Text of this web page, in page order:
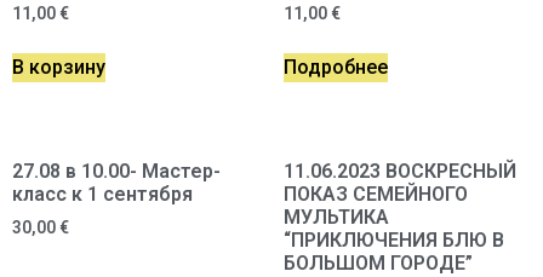
11,00€
В корзину
11,00€
Подробнее
27.08 в 10.00- Мастер-
класс к 1 сентября
30,00€
11.06.2023 ВОСКРЕСНЫЙ
ПОКАЗ СЕМЕЙНОГО
МУЛЬТИКА
“ПРИКЛЮЧЕНИЯ БЛЮ В
БОЛЬШОМ ГОРОДЕ”